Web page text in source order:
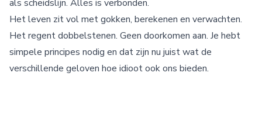
als scheidslijn. Alles is verbonden.
Het leven zit vol met gokken, berekenen en verwachten.
Het regent dobbelstenen. Geen doorkomen aan. Je hebt
simpele principes nodig en dat zijn nu juist wat de
verschillende geloven hoe idioot ook ons bieden.